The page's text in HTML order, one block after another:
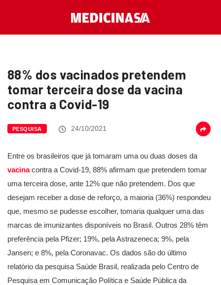
88% dos vacinados pretendem
tomar terceira dose da vacina
contra a Covid-19
PESQUISA 24/10/2021
Entre os brasileiros que já tomaram uma ou duas doses da
vacina contra a Covid-19, 88% afirmam que pretendem tomar
uma terceira dose, ante 12% que não pretendem. Dos que
desejam receber a dose de reforço, a maioria (36%) respondeu
que, mesmo se pudesse escolher, tomaria qualquer uma das
marcas de imunizantes disponíveis no Brasil. Outros 28% têm
preferência pela Pfizer; 19%, pela Astrazeneca; 9%, pela
Jansen; e 8%, pela Coronavac. Os dados são do último
relatório da pesquisa Saúde Brasil, realizada pelo Centro de
Pesquisa em Comunicação Política e Saúde Pública da